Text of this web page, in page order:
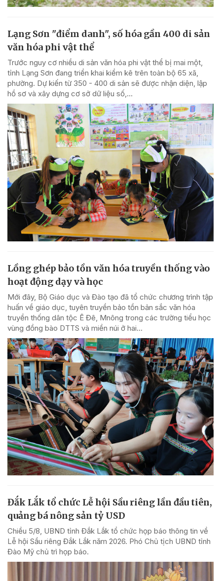
Lạng Sơn "điểm danh", số hóa gần 400 di sản
văn hóa phi vật thể
Trước nguy cơ nhiều di sản văn hóa phi vật thể bị mai một,
tỉnh Lạng Sơn đang triển khai kiểm kê trên toàn bộ 65 xã,
phường. Dự kiến từ 350 - 400 di sản sẽ được nhận diện, lập
hồ sơ và xây dựng cơ sở dữ liệu số,...
Lồng ghép bảo tồn văn hóa truyền thống vào
hoạt động dạy và học
Mới đây, Bộ Giáo dục và Đào tạo đã tổ chức chương trình tập
huấn về giáo dục, tuyên truyền bảo tồn bản sắc văn hóa
truyền thống dân tộc Ê Đê, Mnông trong các trường tiểu học
vùng đồng bào DTTS và miền núi ở hai...
Đắk Lắk tổ chức Lễ hội Sầu riêng lần đầu tiên,
quảng bá nông sản tỷ USD
Chiều 5/8, UBND tỉnh Đắk Lắk tổ chức họp báo thông tin về
Lễ hội Sầu riêng Đắk Lắk năm 2026. Phó Chủ tịch UBND tỉnh
Đào Mỹ chủ trì họp báo.